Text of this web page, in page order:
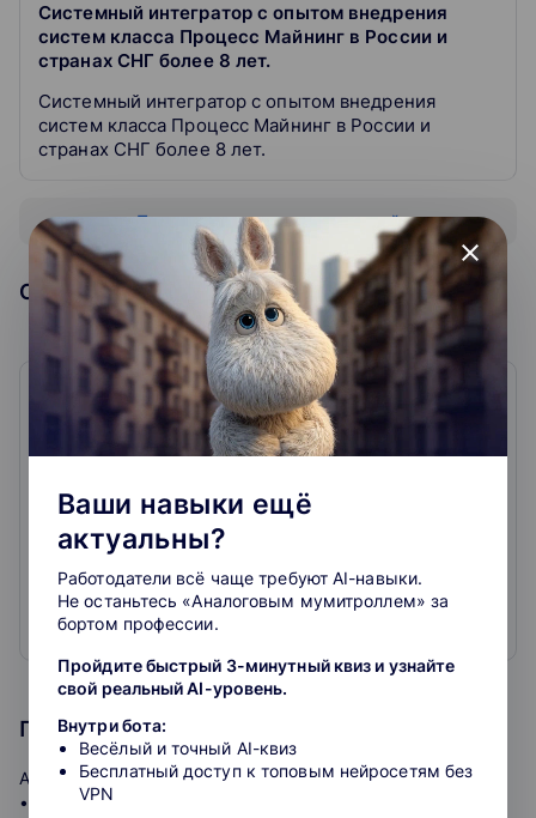
Системный интегратор с опытом внедрения
систем класса Процесс Майнинг в России и
странах СНГ более 8 лет.
Системный интегратор с опытом внедрения
систем класса Процесс Майнинг в России и
странах СНГ более 8 лет.
Показать всех преподавателей
Образовательная организация
Русская Школа Управления
4.9
Русская Школа Управления (РШУ) — бизнес-школа,
которая дает практические знания для развития
реального бизнеса.
В каталоге РШУ более 700 курсов по 18
профессиональным направлениям, а в пул
преподавателей входят 1 300 экспертов-практиков с
большим опытом работы в различных областях.
Миссия РШУ — давать знания с опорой на
практические инструменты и особенности
российского бизнеса. Все программы построены на
Развернуть
Программа курса
Анализ бизнес-процессов предприятия
• Визуальный анализ процесса. Графические модели
close
Ваши навыки ещё
актуальны?
Работодатели всё чаще требуют AI-навыки.
Не останьтесь «Аналоговым мумитроллем» за
бортом профессии.
Пройдите быстрый 3-минутный квиз и узнайте
свой реальный AI-уровень.
Внутри бота:
Весёлый и точный AI-квиз
Бесплатный доступ к топовым нейросетям без
VPN